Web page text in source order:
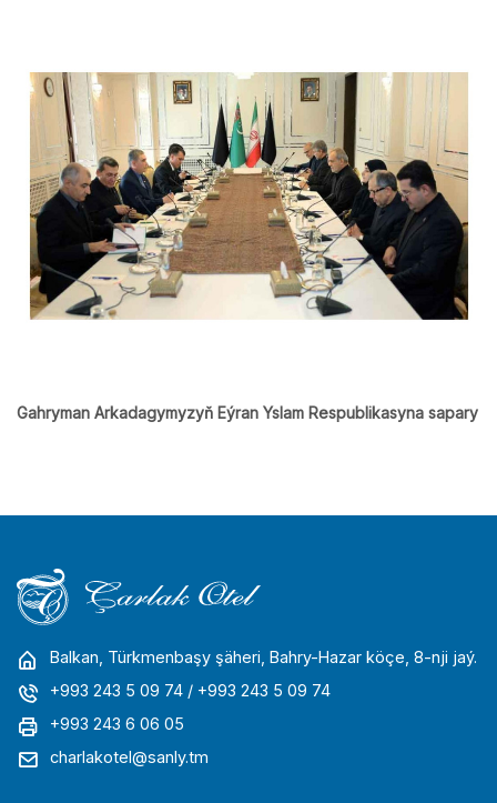
Gahryman Arkadagymyzyň Eýran Yslam Respublikasyna sapary
Balkan, Türkmenbaşy şäheri, Bahry-Hazar köçe, 8-nji jaý.
+993 243 5 09 74 / +993 243 5 09 74
+993 243 6 06 05
charlakotel@sanly.tm